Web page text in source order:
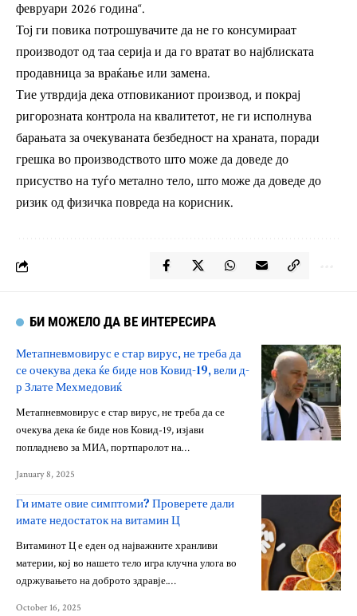
февруари 2026 година“.
Тој ги повика потрошувачите да не го консумираат
производот од таа серија и да го вратат во најблиската
продавница за враќање или замена.
Тие утврдија дека отповиканиот производ, и покрај
ригорозната контрола на квалитетот, не ги исполнува
барањата за очекуваната безбедност на храната, поради
грешка во производството што може да доведе до
присуство на туѓо метално тело, што може да доведе до
ризик од физичка повреда на корисник.
БИ МОЖЕЛО ДА ВЕ ИНТЕРЕСИРА
Метапневмовирус е стар вирус, не треба да
се очекува дека ќе биде нов Ковид-19, вели д-
р Злате Мехмедовиќ
Метапневмовирус е стар вирус, не треба да се
очекува дека ќе биде нов Ковид-19, изјави
попладнево за МИА, портпаролот на…
January 8, 2025
Ги имате овие симптоми? Проверете дали
имате недостаток на витамин Ц
Витаминот Ц е еден од најважните хранливи
материи, кој во нашето тело игра клучна улога во
одржувањето на доброто здравје.…
October 16, 2025